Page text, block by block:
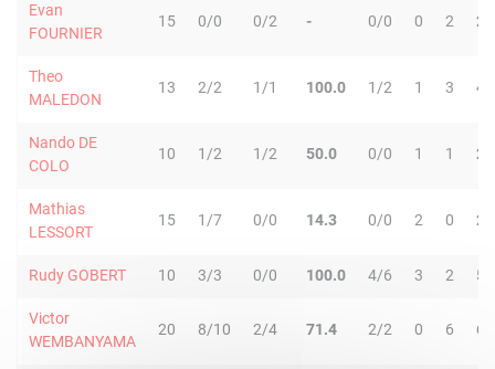
Evan
FOURNIER
15 0/0 0/2 - 0/0 0 2 2
Theo
MALEDON
13 2/2 1/1 100.0 1/2 1 3 4
Nando DE
COLO
10 1/2 1/2 50.0 0/0 1 1 2
Mathias
LESSORT
15 1/7 0/0 14.3 0/0 2 0 2
Rudy GOBERT 10 3/3 0/0 100.0 4/6 3 2 5
Victor
WEMBANYAMA
20 8/10 2/4 71.4 2/2 0 6 6